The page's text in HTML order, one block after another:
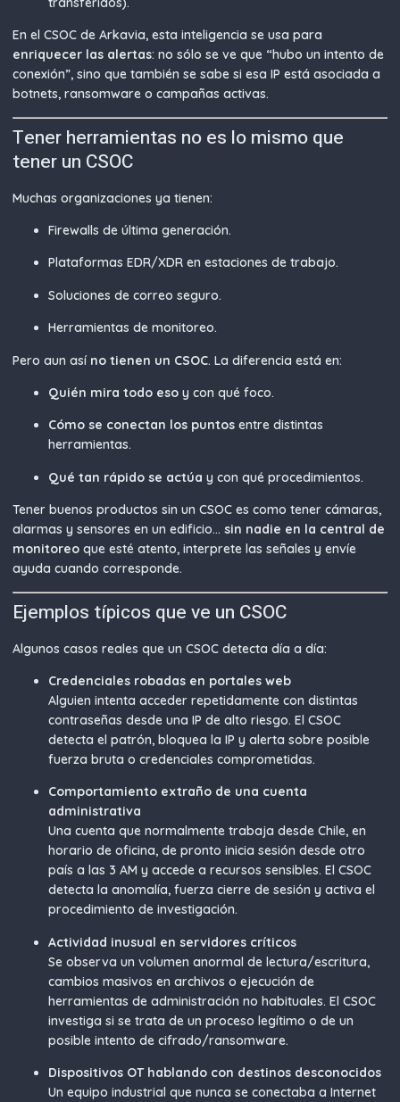
En el CSOC de Arkavia, esta inteligencia se usa para
enriquecer las alertas: no sólo se ve que “hubo un intento de
conexión”, sino que también se sabe si esa IP está asociada a
botnets, ransomware o campañas activas.
Tener herramientas no es lo mismo que
tener un CSOC
Muchas organizaciones ya tienen:
Firewalls de última generación.
Plataformas EDR/XDR en estaciones de trabajo.
Soluciones de correo seguro.
Herramientas de monitoreo.
Pero aun así no tienen un CSOC. La diferencia está en:
Quién mira todo eso y con qué foco.
Cómo se conectan los puntos entre distintas
herramientas.
Qué tan rápido se actúa y con qué procedimientos.
Tener buenos productos sin un CSOC es como tener cámaras,
alarmas y sensores en un edificio… sin nadie en la central de
monitoreo que esté atento, interprete las señales y envíe
ayuda cuando corresponde.
Ejemplos típicos que ve un CSOC
Algunos casos reales que un CSOC detecta día a día:
Credenciales robadas en portales web
Alguien intenta acceder repetidamente con distintas
contraseñas desde una IP de alto riesgo. El CSOC
detecta el patrón, bloquea la IP y alerta sobre posible
fuerza bruta o credenciales comprometidas.
Comportamiento extraño de una cuenta
administrativa
Una cuenta que normalmente trabaja desde Chile, en
horario de oficina, de pronto inicia sesión desde otro
país a las 3 AM y accede a recursos sensibles. El CSOC
detecta la anomalía, fuerza cierre de sesión y activa el
procedimiento de investigación.
Actividad inusual en servidores críticos
Se observa un volumen anormal de lectura/escritura,
cambios masivos en archivos o ejecución de
herramientas de administración no habituales. El CSOC
investiga si se trata de un proceso legítimo o de un
posible intento de cifrado/ransomware.
Dispositivos OT hablando con destinos desconocidos
Un equipo industrial que nunca se conectaba a Internet